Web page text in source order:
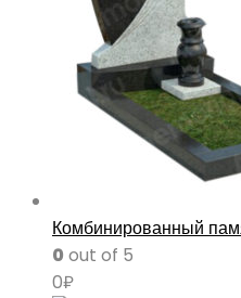
Комбинированный
0 out of 5
0₽